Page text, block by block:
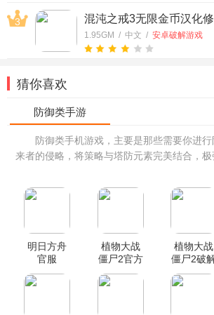
3
混沌之戒3无限金币汉化
首发】
1.95GM / 中文 / 安卓破解游戏
猜你喜欢
防御类手机游戏，主要是那些需要你进
来者的侵略，将策略与塔防元素完美结合，极
明日方舟
官服
植物大战
僵尸2官方
正版
植物大战
僵尸2破
版